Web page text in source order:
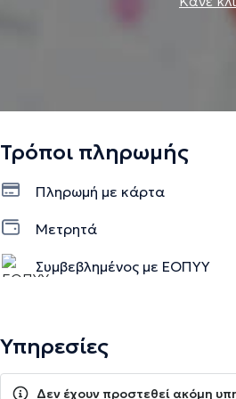
Τρόποι πληρωμής
Πληρωμή με κάρτα
Μετρητά
Συμβεβλημένος με ΕΟΠΥΥ
Υπηρεσίες
Δεν έχουν προστεθεί ακόμη